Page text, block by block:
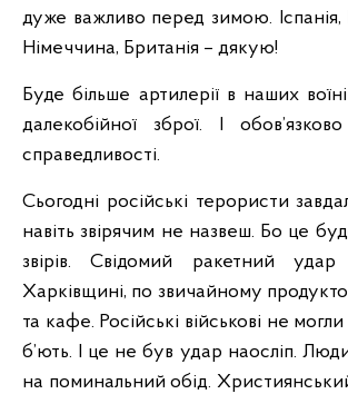
дуже важливо перед зимою. Іспанія,
Німеччина, Британія – дякую!
Буде більше артилерії в наших
далекобійної зброї. І
справедливості.
Сьогодні російські терористи
навіть звірячим не назвеш. Бо це
звірів. Свідомий ракетний
Харківщині, по звичайному
та кафе. Російські військові не
б’ють. І це не був удар наосліп.
на поминальний обід.